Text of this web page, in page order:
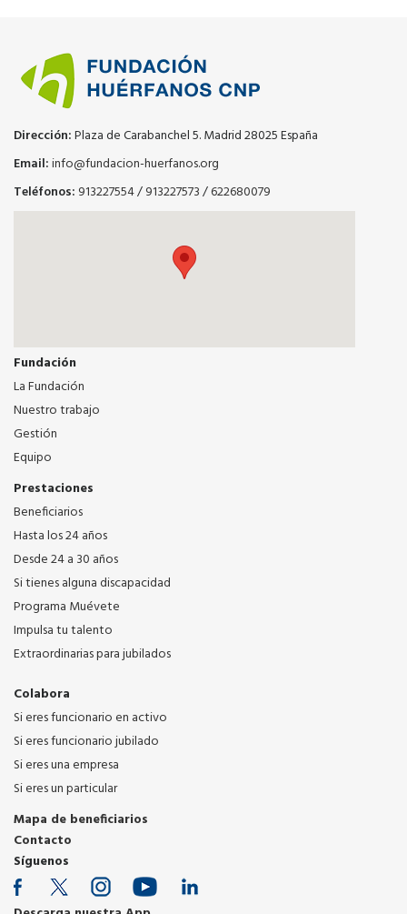
Dirección:Plaza de Carabanchel 5. Madrid 28025 España
Email:info@fundacion-huerfanos.org
Teléfonos: 913227554/913227573/622680079
Fundación
La Fundación
Nuestro trabajo
Gestión
Equipo
Prestaciones
Beneficiarios
Hasta los 24 años
Desde 24 a 30 años
Si tienes alguna discapacidad
Programa Muévete
Impulsa tu talento
Extraordinarias para jubilados
Colabora
Si eres funcionario en activo
Si eres funcionario jubilado
Si eres una empresa
Si eres un particular
Mapa de beneficiarios
Contacto
Síguenos